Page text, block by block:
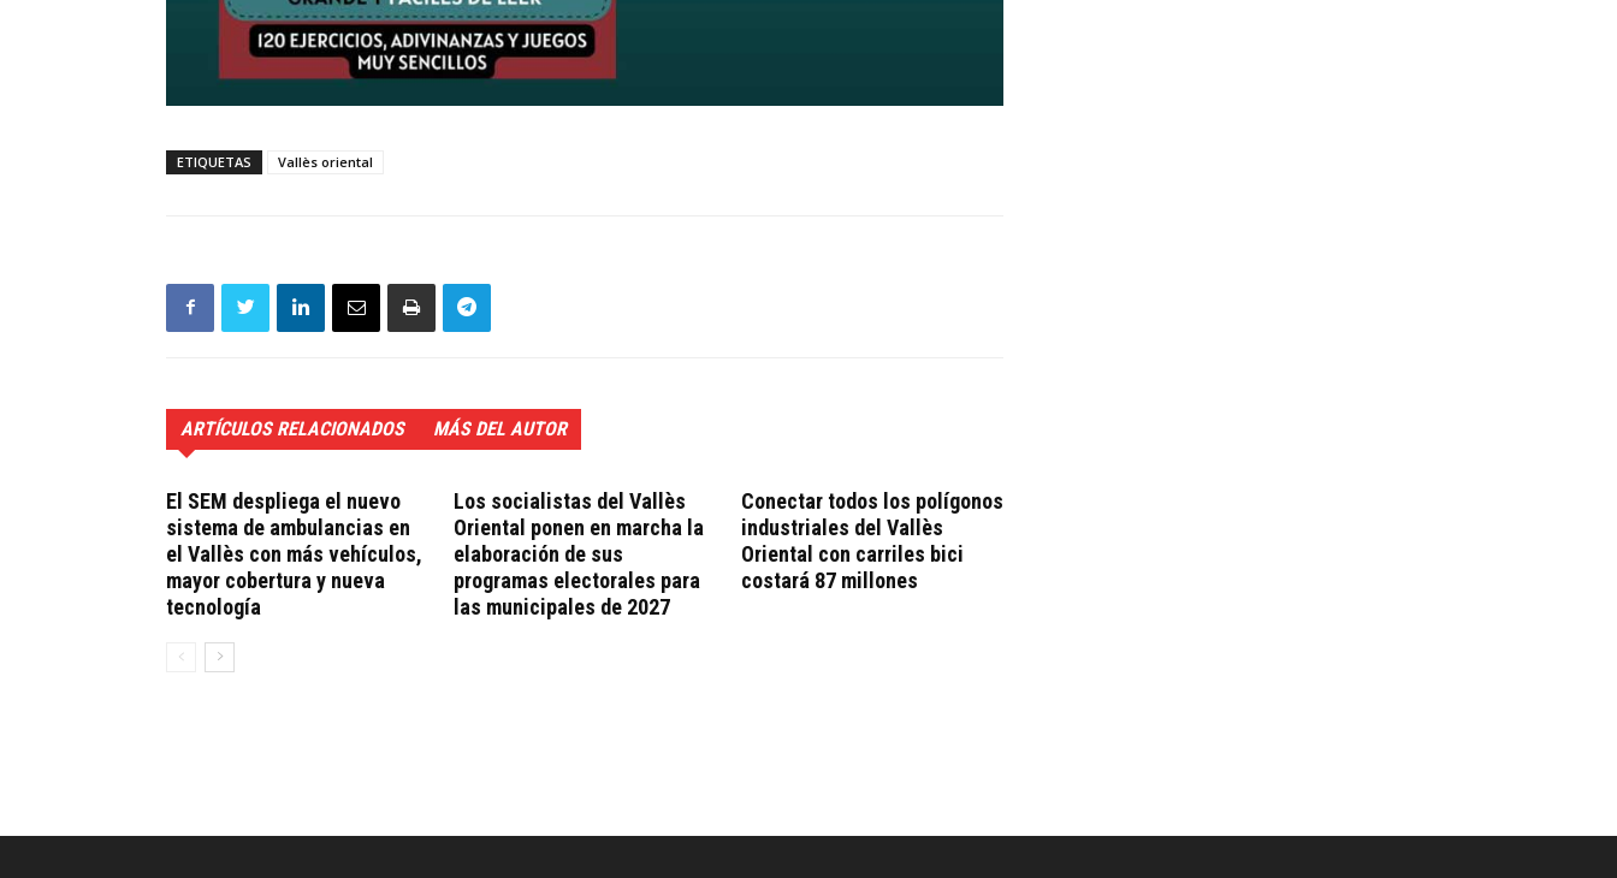
ETIQUETAS Vallès oriental
ARTÍCULOS RELACIONADOS MÁS DEL AUTOR
El SEM despliega el nuevo
sistema de ambulancias en
el Vallès con más vehículos,
mayor cobertura y nueva
tecnología
Los socialistas del Vallès
Oriental ponen en marcha la
elaboración de sus
programas electorales para
las municipales de 2027
Conectar todos los polígonos
industriales del Vallès
Oriental con carriles bici
costará 87 millones